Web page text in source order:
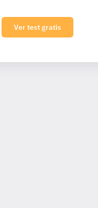
Ver test gratis